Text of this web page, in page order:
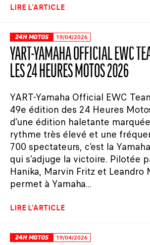
LIRE L'ARTICLE
24H MOTOS 19/04/2026
YART-YAMAHA OFFICIAL EWC
LES 24 HEURES MOTOS 2026
YART-Yamaha Official EWC
49e édition des 24 Heures
d’une édition haletante
rythme très élevé et une
700 spectateurs, c’est la
qui s’adjuge la victoire. Pilotée
Hanika, Marvin Fritz et Leandro
permet à Yamaha...
LIRE L'ARTICLE
24H MOTOS 19/04/2026